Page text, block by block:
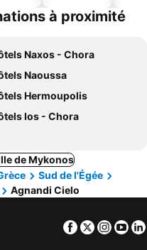
à proximité
Naxos - Chora
Naoussa
Hermoupolis
Ios - Chora
de Mykonos
Sud de l'Égée
Agnandi Cielo
Facebook
Twitter